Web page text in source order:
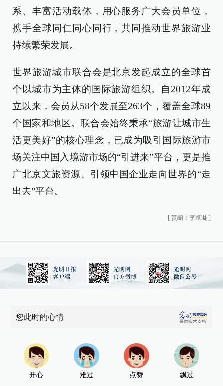
系、丰富活动载体，用心服务广大会员单位，
携手全球同仁同心同行，共同推动世界旅游业
持续繁荣发展。
世界旅游城市联合会是北京发起成立的全球首
个以城市为主体的国际旅游组织。自2012年成
立以来，会员从58个发展至263个，覆盖全球89
个国家和地区。联合会始终秉承“旅游让城市生
活更美好”的核心理念，已成为吸引国际旅游市
场关注中国入境游市场的“引进来”平台，更是推
广北京文旅资源、引领中国企业走向世界的“走
出去”平台。
[ 责编：李卓凝 ]
您此时的心情
开心 难过 点赞 飘过